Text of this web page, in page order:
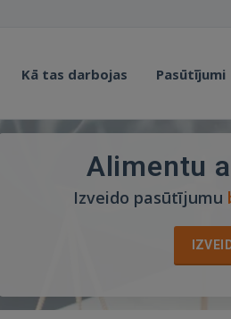
Kā tas darbojas Pasūtījumi
Alimentu
Izveido pasūtījumu